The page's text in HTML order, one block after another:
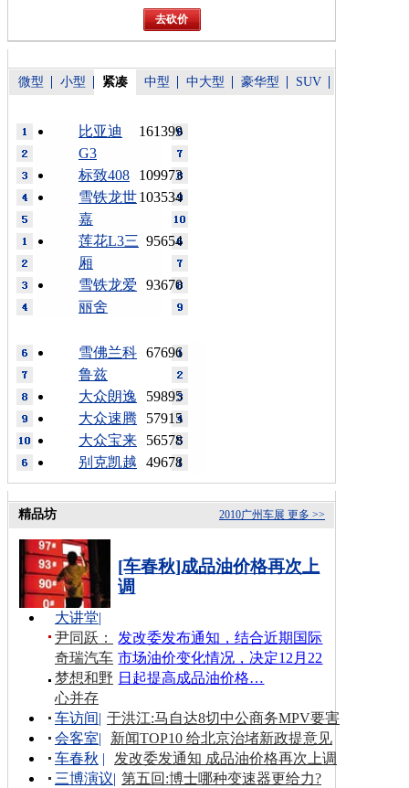
微型 小型 紧凑 中型 中大型 豪华型 SUV
161399
比亚迪
G3
109973
标致408
103534
雪铁龙世
嘉
95654
莲花L3三
厢
93670
雪铁龙爱
丽舍
67696
雪佛兰科
鲁兹
59895
大众朗逸
57915
大众速腾
56578
大众宝来
49678
别克凯越
更多 >>
2010广州车展
精品坊
[车春秋]成品油价格再次上
调
发改委发布通知，结合近期国际
市场油价变化情况，决定12月22
日起提高成品油价格…
大讲堂|
尹同跃：
奇瑞汽车
梦想和野
心并存
车访间| 于洪江:马自达8切中公商务MPV要害
会客室|
新闻TOP10 给北京治堵新政提意见
车春秋 |
发改委发通知 成品油价格再次上调
三博演议| 第五回:博士哪种变速器更给力?